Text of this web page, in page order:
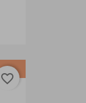
favorite_border